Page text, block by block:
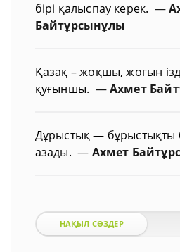
бірі қалыспау керек. —
Байтұрсынұлы
Қазақ – жоқшы, жоғын
қуғыншы. —Ахмет
Дұрыстық — бұрыстықты
азады.— Ахмет
НАҚЫЛ СӨЗДЕР